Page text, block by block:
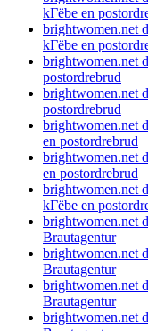
kГёbe en
brightwomen.net
kГёbe en
brightwomen.net
postordrebrud
brightwomen.net
postordrebrud
brightwomen.net
en postordrebrud
brightwomen.net
en postordrebrud
brightwomen.net
kГёbe en
brightwomen.net
Brautagentur
brightwomen.net
Brautagentur
brightwomen.net
Brautagentur
brightwomen.net